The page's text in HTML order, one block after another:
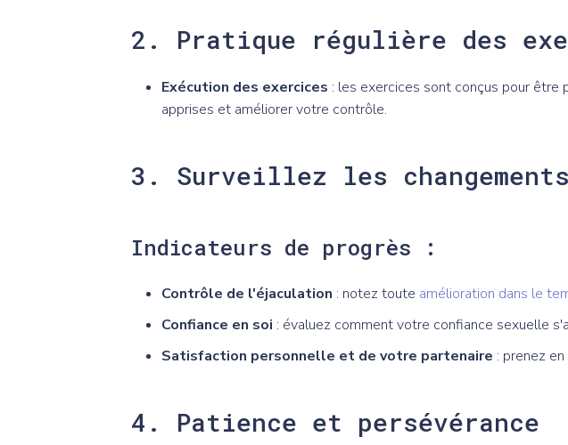
2. Pratique régulière des
Exécution des exercices : les exercices sont conçus pour
apprises et améliorer votre contrôle.
3. Surveillez les
Indicateurs de progrès :
Contrôle de l'éjaculation : notez toute amélioration dans le
Confiance en soi : évaluez comment votre confiance sexuelle
Satisfaction personnelle et de votre partenaire : prenez
4. Patience et persévérance